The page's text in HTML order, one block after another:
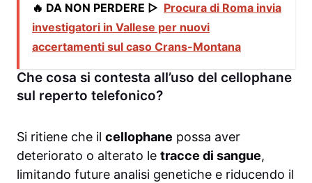
🔥 DA NON PERDERE ▷ Procura di Roma invia
investigatori in Vallese per nuovi
accertamenti sul caso Crans-Montana
Che cosa si contesta all’uso del cellophane
sul reperto telefonico?
Si ritiene che il cellophane possa aver
deteriorato o alterato le tracce di sangue,
limitando future analisi genetiche e riducendo il